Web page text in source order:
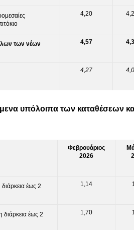
4,20
των νέων
4,57
4,27
υπόλοιπα των καταθέσεων
Φεβρουάριος
2026
έως 2
1,14
διάρκεια έως 2
1,70